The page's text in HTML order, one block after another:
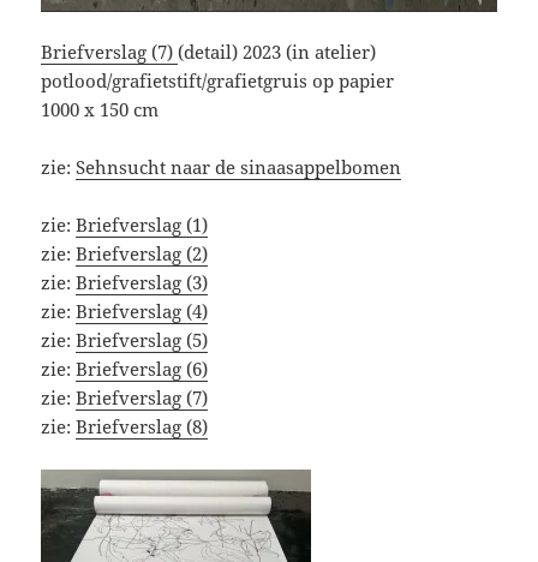
Briefverslag (7)(detail) 2023 (in atelier)
potlood/grafietstift/grafietgruis op papier
1000 x 150 cm
zie:Sehnsucht naar de sinaasappelbomen
zie:Briefverslag (1)
zie:Briefverslag (2)
zie:Briefverslag (3)
zie:Briefverslag (4)
zie:Briefverslag (5)
zie:Briefverslag (6)
zie:Briefverslag (7)
zie:Briefverslag (8)